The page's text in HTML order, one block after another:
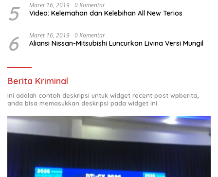
5 Maret 16, 2019 0 Komentar
Video: Kelemahan dan Kelebihan All New Terios
6 Maret 16, 2019 0 Komentar
Aliansi Nissan-Mitsubishi Luncurkan Livina Versi Mungil
Berita Kriminal
Ini adalah contoh deskripsi untuk widget recent post wpberita,
anda bisa memasukkan deskripsi pada widget ini.